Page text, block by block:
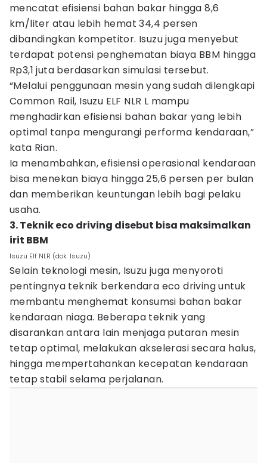
mencatat efisiensi bahan bakar hingga 8,6
km/liter atau lebih hemat 34,4 persen
dibandingkan kompetitor. Isuzu juga menyebut
terdapat potensi penghematan biaya BBM hingga
Rp3,1 juta berdasarkan simulasi tersebut.
“Melalui penggunaan mesin yang sudah dilengkapi
Common Rail, Isuzu ELF NLR L mampu
menghadirkan efisiensi bahan bakar yang lebih
optimal tanpa mengurangi performa kendaraan,”
kata Rian.
Ia menambahkan, efisiensi operasional kendaraan
bisa menekan biaya hingga 25,6 persen per bulan
dan memberikan keuntungan lebih bagi pelaku
usaha.
3. Teknik eco driving disebut bisa maksimalkan
irit BBM
Isuzu Elf NLR (dok. Isuzu)
Selain teknologi mesin, Isuzu juga menyoroti
pentingnya teknik berkendara eco driving untuk
membantu menghemat konsumsi bahan bakar
kendaraan niaga. Beberapa teknik yang
disarankan antara lain menjaga putaran mesin
tetap optimal, melakukan akselerasi secara halus,
hingga mempertahankan kecepatan kendaraan
tetap stabil selama perjalanan.